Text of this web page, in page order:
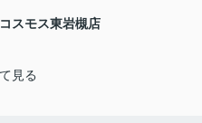
スモス東岩槻店
見る